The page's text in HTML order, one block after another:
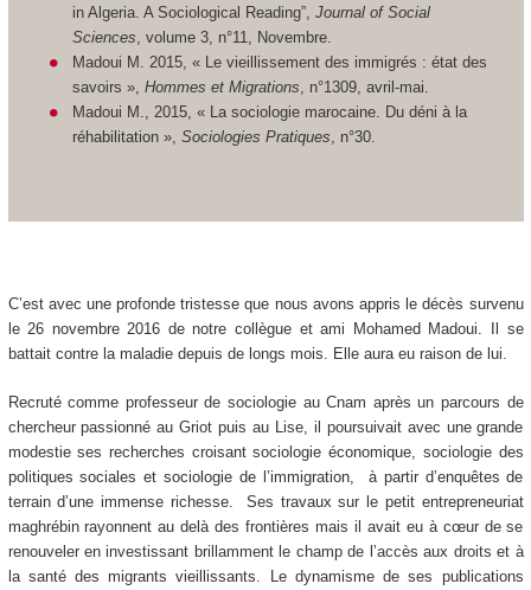
in Algeria. A Sociological Reading”, Journal of Social
Sciences , volume 3, n°11, Novembre.
Madoui M. 2015, « Le vieillissement des immigrés : état des
savoirs »,Hommes et Migrations , n°1309, avril-mai.
Madoui M., 2015, « La sociologie marocaine. Du déni à la
réhabilitation »,Sociologies Pratiques , n°30.
C’est avec une profonde tristesse que nous avons appris le décès survenu
le 26 novembre 2016 de notre collègue et ami Mohamed Madoui. Il se
battait contre la maladie depuis de longs mois. Elle aura eu raison de lui.
Recruté comme professeur de sociologie au Cnam après un parcours de
chercheur passionné au Griot puis au Lise, il poursuivait avec une grande
modestie ses recherches croisant sociologie économique, sociologie des
politiques sociales et sociologie de l’immigration, à partir d’enquêtes de
terrain d’une immense richesse. Ses travaux sur le petit entrepreneuriat
maghrébin rayonnent au delà des frontières mais il avait eu à cœur de se
renouveler en investissant brillamment le champ de l’accès aux droits et à
la santé des migrants vieillissants. Le dynamisme de ses publications